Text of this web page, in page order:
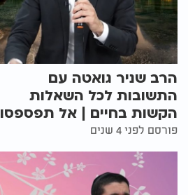
הרב שניר גואטה עם
התשובות לכל השאלות
הקשות בחיים | אל תפספסו
פורסם לפני 4 שנים